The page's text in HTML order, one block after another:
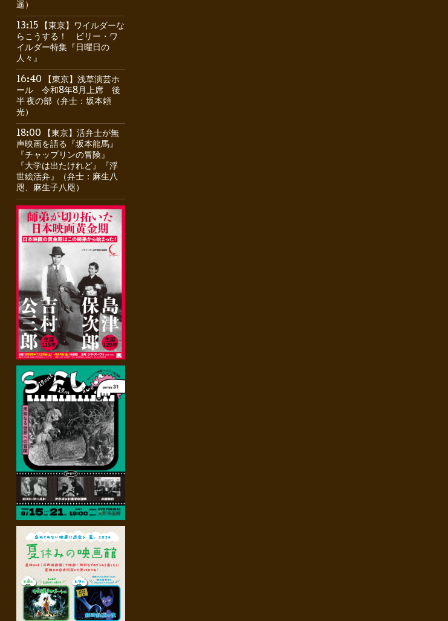
遥）
13:15 【東京】ワイルダーな
らこうする！ ビリー・ワ
イルダー特集『日曜日の
人々』
16:40 【東京】浅草演芸ホ
ール 令和8年8月上席 後
半 夜の部（弁士：坂本頼
光）
18:00 【東京】活弁士が無
声映画を語る『坂本龍馬』
『チャップリンの冒険』
『大学は出たけれど』『浮
世絵活弁』（弁士：麻生八
咫、麻生子八咫）